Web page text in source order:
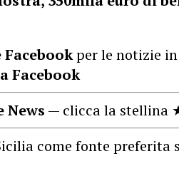
Facebookper le notizie
Facebook
News — clicca la stellina
come fonte preferita